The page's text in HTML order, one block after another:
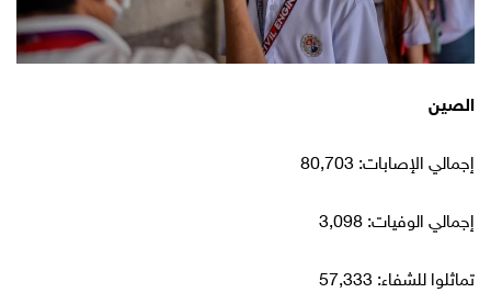
الصين
إجمالي الإصابات: 80,703
إجمالي الوفيات: 3,098
تماثلوا للشفاء: 57,333